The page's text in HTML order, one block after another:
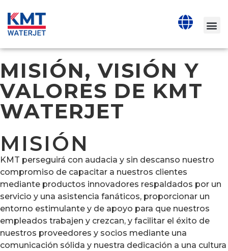
MISIÓN, VISIÓN Y
VALORES DE KMT
WATERJET
MISIÓN
KMT perseguirá con audacia y sin descanso nuestro
compromiso de capacitar a nuestros clientes
mediante productos innovadores respaldados por un
servicio y una asistencia fanáticos, proporcionar un
entorno estimulante y de apoyo para que nuestros
empleados trabajen y crezcan, y facilitar el éxito de
nuestros proveedores y socios mediante una
comunicación sólida y nuestra dedicación a una cultura